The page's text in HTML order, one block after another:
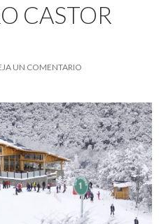
CASTOR
UN COMENTARIO